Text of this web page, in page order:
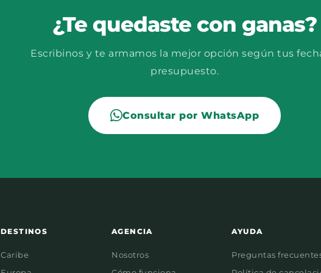
¿Te quedaste con ganas?
Escribinos y te armamos la mejor opción según tus
presupuesto.
Consultar por WhatsApp
DESTINOS
Caribe
AGENCIA
Nosotros
AYUDA
Preguntas